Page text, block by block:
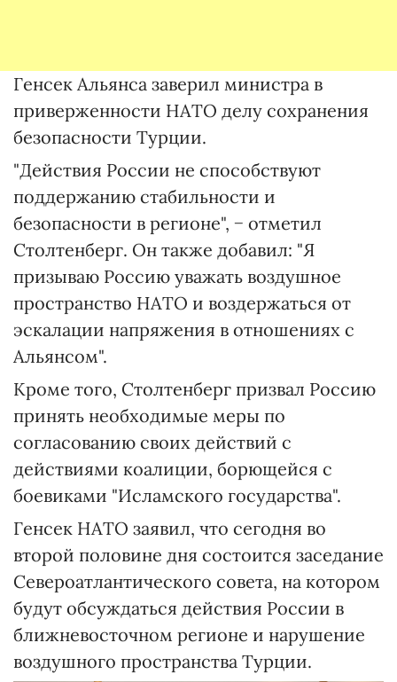
Генсек Альянса заверил министра в
приверженности НАТО делу сохранения
безопасности Турции.
"Действия России не способствуют
поддержанию стабильности и
безопасности в регионе", − отметил
Столтенберг. Он также добавил: "Я
призываю Россию уважать воздушное
пространство НАТО и воздержаться от
эскалации напряжения в отношениях с
Альянсом".
Кроме того, Столтенберг призвал Россию
принять необходимые меры по
согласованию своих действий с
действиями коалиции, борющейся с
боевиками "Исламского государства".
Генсек НАТО заявил, что сегодня во
второй половине дня состоится заседание
Североатлантического совета, на котором
будут обсуждаться действия России в
ближневосточном регионе и нарушение
воздушного пространства Турции.